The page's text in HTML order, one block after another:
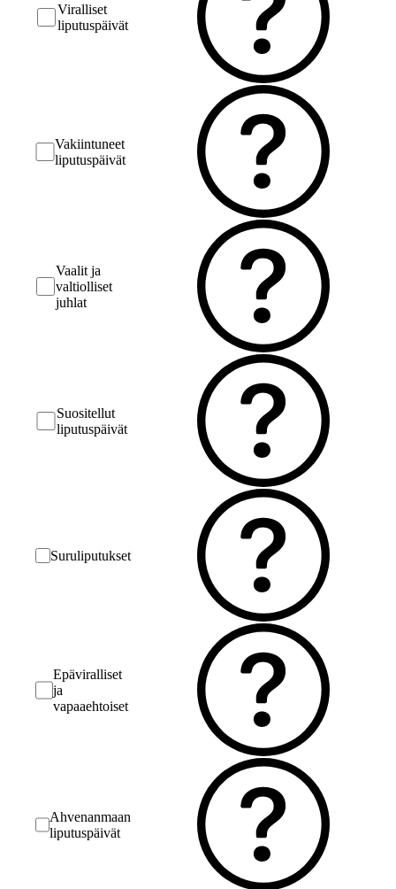
Viralliset
liputuspäivät
Vakiintuneet
liputuspäivät
Vaalit ja
valtiolliset
juhlat
Suositellut
liputuspäivät
Suruliputukset
Epäviralliset
ja
vapaaehtoiset
Ahvenanmaan
liputuspäivät